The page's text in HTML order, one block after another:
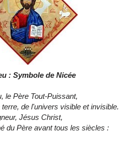
: Symbole de Nicée
le Père Tout-Puissant,
de l'univers visible et invisible.
Jésus Christ,
du Père avant tous les siècles :